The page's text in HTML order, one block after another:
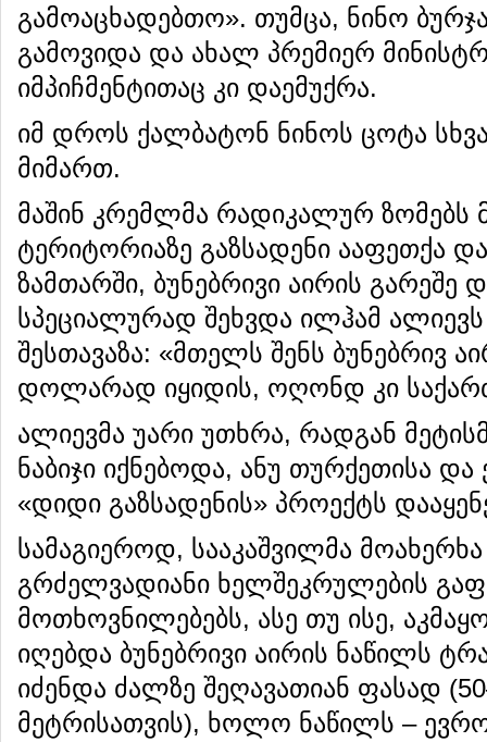
გამოაცხადებთო». თუმცა, ნინო
გამოვიდა და ახალ პრემიერ
იმპიჩმენტითაც კი დაემუქრა.
იმ დროს ქალბატონ ნინოს ცოტა
მიმართ.
მაშინ კრემლმა რადიკალურ
ტერიტორიაზე გაზსადენი ააფეთქა
ზამთარში, ბუნებრივი აირის გარეშე
სპეციალურად შეხვდა ილჰამ
შესთავაზა: «მთელს შენს ბუნებრივ
დოლარად იყიდის, ოღონდ კი
ალიევმა უარი უთხრა, რადგან
ნაბიჯი იქნებოდა, ანუ თურქეთისა
«დიდი გაზსადენის» პროექტს
სამაგიეროდ, სააკაშვილმა
გრძელვადიანი ხელშეკრულების
მოთხოვნილებებს, ასე თუ ისე,
იღებდა ბუნებრივი აირის ნაწილს
იძენდა ძალზე შეღავათიან ფასად
მეტრისათვის), ხოლო ნაწილს –